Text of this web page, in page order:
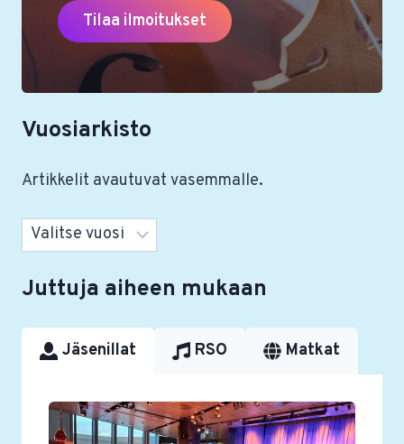
Vuosiarkisto
Artikkelit avautuvat vasemmalle.
Arkistot
Juttuja aiheen mukaan
Jäsenillat RSO Matkat